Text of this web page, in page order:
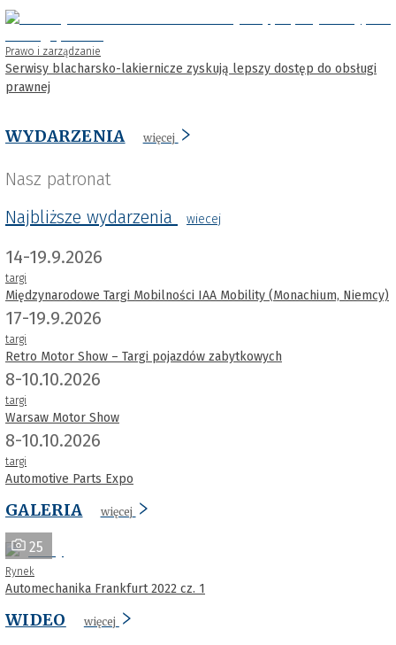
Prawo i zarządzanie
Serwisy blacharsko-lakiernicze zyskują lepszy dostęp do obsługi
prawnej
WYDARZENIA więcej
Nasz patronat
Najbliższe wydarzenia
wiecej
14-19.9.2026
targi
Międzynarodowe Targi Mobilności IAA Mobility (Monachium, Niemcy)
17-19.9.2026
targi
Retro Motor Show – Targi pojazdów zabytkowych
8-10.10.2026
targi
Warsaw Motor Show
8-10.10.2026
targi
Automotive Parts Expo
GALERIA więcej
25
Rynek
Automechanika Frankfurt 2022 cz. 1
WIDEO więcej